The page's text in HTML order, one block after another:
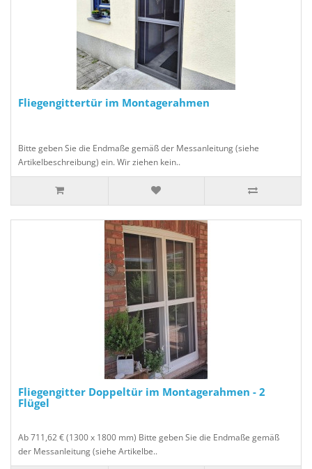
Fliegengittertür im Montagerahmen
Bitte geben Sie die Endmaße gemäß der Messanleitung (siehe
Artikelbeschreibung) ein. Wir ziehen kein..
Fliegengitter Doppeltür im Montagerahmen - 2
Flügel
Ab 711,62 € (1300 x 1800 mm) Bitte geben Sie die Endmaße gemäß
der Messanleitung (siehe Artikelbe..